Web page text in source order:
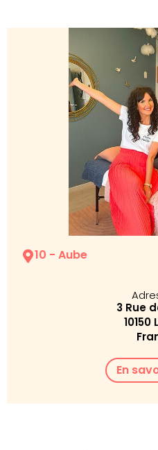
10 - Aube
3 Rue
10150
En